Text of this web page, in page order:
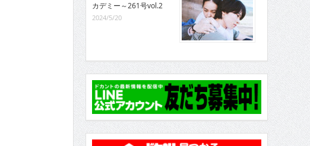
カデミー～261号vol.2
2024/5/20